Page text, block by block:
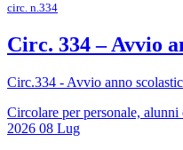
circ. n.334
Circ. 334 – Avvio
Circ.334 - Avvio anno
Circolare per personale,
2026 08 Lug